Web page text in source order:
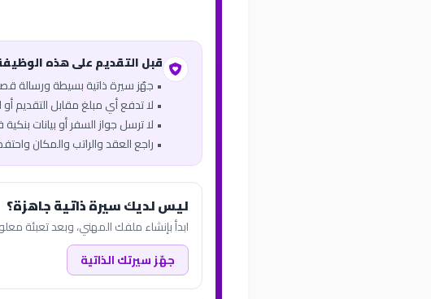
قبل التقديم على هذه
• جهّز سيرة ذاتية بسيطة ورسالة
• لا تدفع أي مبلغ مقابل التقديم أو
• لا ترسل جواز السفر أو بيانات بنكية
• راجع العقد والراتب والمكان
ليس لديك سيرة ذاتية جاهزة؟
ابدأ بإنشاء ملفك المهني، وبعد تعبئة
جهّز سيرتك الذاتية